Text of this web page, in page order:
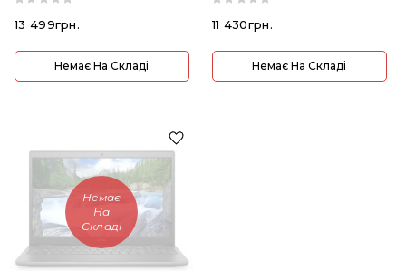
13 499грн.
Немає На Складі
11 430грн.
Немає На Складі
Немає
На
Складі